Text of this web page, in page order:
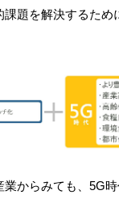
題を解決するため
業からみても、5G